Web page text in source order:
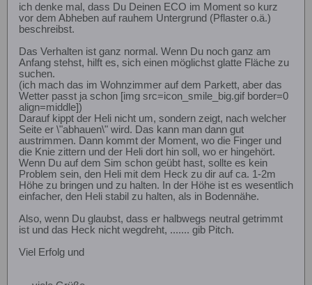
ich denke mal, dass Du Deinen ECO im Moment so kurz
vor dem Abheben auf rauhem Untergrund (Pflaster o.ä.)
beschreibst.
Das Verhalten ist ganz normal. Wenn Du noch ganz am
Anfang stehst, hilft es, sich einen möglichst glatte Fläche zu
suchen.
(ich mach das im Wohnzimmer auf dem Parkett, aber das
Wetter passt ja schon [img src=icon_smile_big.gif border=0
align=middle])
Darauf kippt der Heli nicht um, sondern zeigt, nach welcher
Seite er \"abhauen\" wird. Das kann man dann gut
austrimmen. Dann kommt der Moment, wo die Finger und
die Knie zittern und der Heli dort hin soll, wo er hingehört.
Wenn Du auf dem Sim schon geübt hast, sollte es kein
Problem sein, den Heli mit dem Heck zu dir auf ca. 1-2m
Höhe zu bringen und zu halten. In der Höhe ist es wesentlich
einfacher, den Heli stabil zu halten, als in Bodennähe.
Also, wenn Du glaubst, dass er halbwegs neutral getrimmt
ist und das Heck nicht wegdreht, ....... gib Pitch.
Viel Erfolg und